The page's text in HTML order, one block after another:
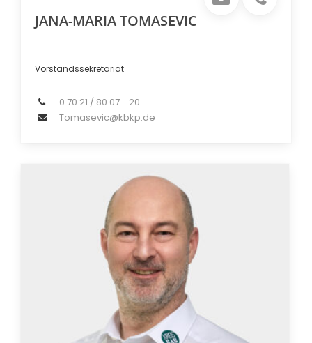
JANA-MARIA TOMASEVIC
Vorstandssekretariat
0 70 21 / 80 07 - 20
Tomasevic@kbkp.de